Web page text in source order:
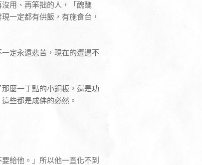
用、再笨拙的人，「醜醜
一定都有供飯，有施食台，
定永遠悲苦，現在的遭遇不
麼一丁點的小銅板，還是功
些都是成佛的必然。
給他。」所以他一直化不到